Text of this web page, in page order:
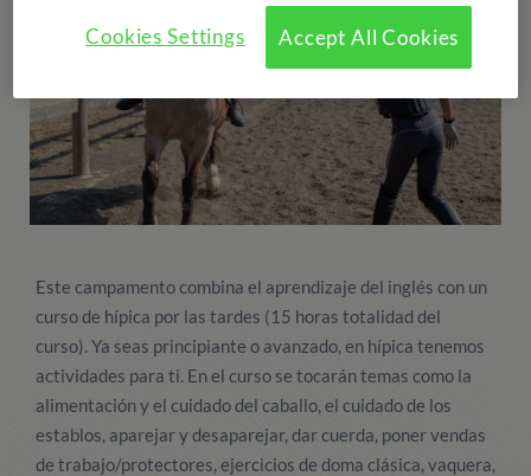
Este campamento combina el aprendizaje del inglés con un
curso de hípica por las tardes (15 horas totalidad del
curso). Ya seas principiante o avanzado, en hípica tenemos
actividades para ti. En el curso se tocarán temas como la
alimentación y el cuidado del caballo, el cuidado de los
establos, aparejar y desaparejar, dar cuerda, poner vendas
de trabajo/protectores, ejercicios de doma clásica, vaquera,
Accept All Cookies
Cookies Settings